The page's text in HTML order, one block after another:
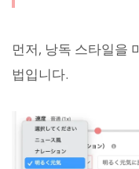
먼저, 낭독 스타일을
법입니다.